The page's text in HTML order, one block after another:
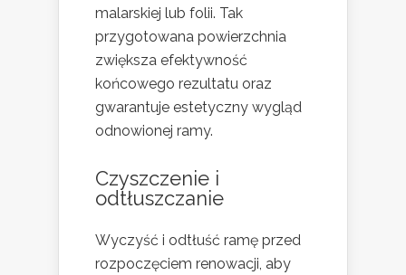
malarskiej lub folii. Tak
przygotowana powierzchnia
zwiększa efektywność
końcowego rezultatu oraz
gwarantuje estetyczny wygląd
odnowionej ramy.
Czyszczenie i
odtłuszczanie
Wyczyść i odtłuść ramę przed
rozpoczęciem renowacji, aby